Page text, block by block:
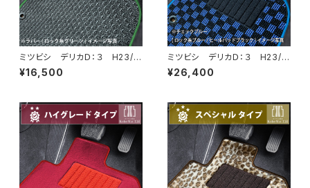
ミツビシ デリカＤ：３ H23/1
0〜H31/4 BM20 7人乗
フロアマット一式 カーマット
¥16,500
ミツビシ デリカＤ：３ H23/1
0〜H31/4 BM20 7人乗
フロアマット一式 カーマット
¥26,400